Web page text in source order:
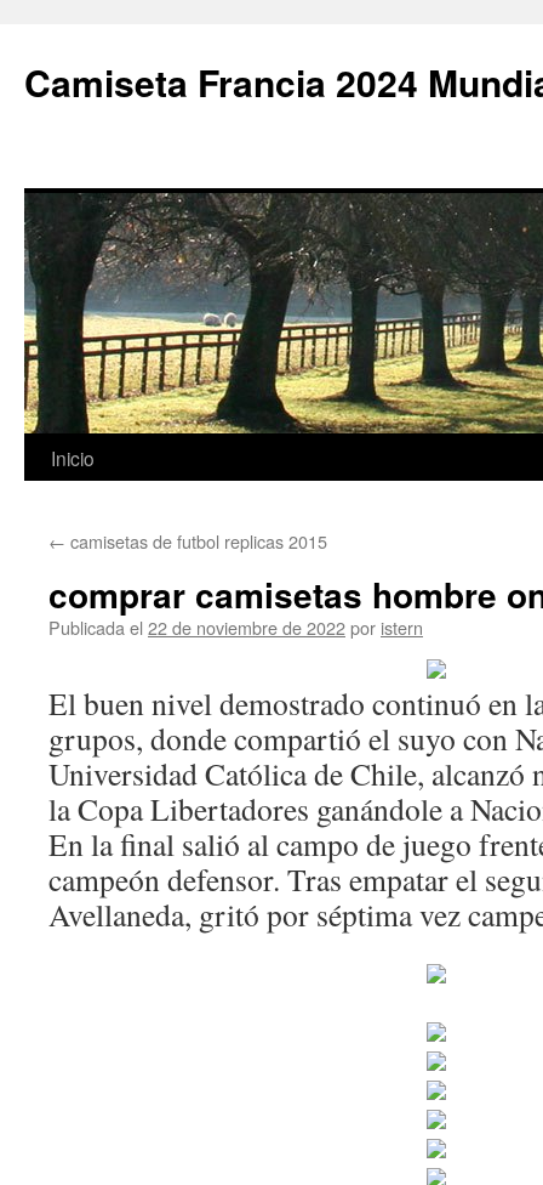
Camiseta Francia 2024
Saltar
contenido
Inicio
← camisetas de futbol replicas 2015
comprar camisetas hombre
Publicada el 22 de noviembre de 2022por istern
El buen nivel demostrado continuó en
grupos, donde compartió el suyo con
Universidad Católica de Chile, alcanzó
la Copa Libertadores ganándole a
En la final salió al campo de juego
campeón defensor. Tras empatar el
Avellaneda, gritó por séptima vez